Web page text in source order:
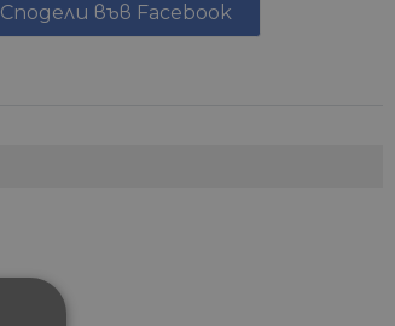
Сподели във Facebook